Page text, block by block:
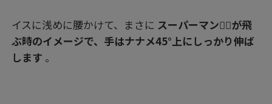
イスに浅めに腰かけて、まさに スーパーマン🦸‍♂️が飛
ぶ時のイメージで、手はナナメ45°上にしっかり伸ば
します 。